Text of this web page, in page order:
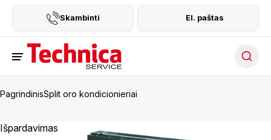
Skambinti El. paštas
PagrindinisSplit oro kondicionieriai
Išpardavimas